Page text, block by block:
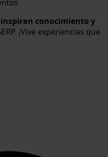
inspiran conocimiento y
¡Vive experiencias que